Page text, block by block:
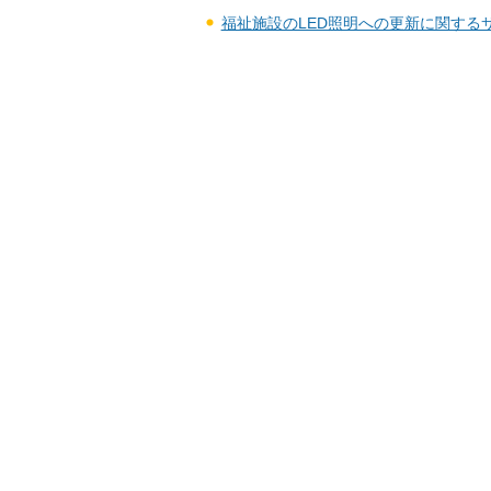
福祉施設のLED照明への更新に関する